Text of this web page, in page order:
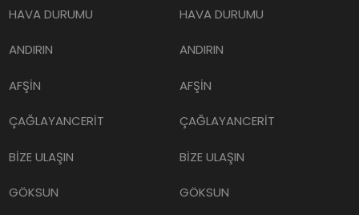
HAVA DURUMU
ANDIRIN
AFŞİN
ÇAĞLAYANCERİT
BİZE ULAŞIN
GÖKSUN
HAVA DURUMU
ANDIRIN
AFŞİN
ÇAĞLAYANCERİT
BİZE ULAŞIN
GÖKSUN